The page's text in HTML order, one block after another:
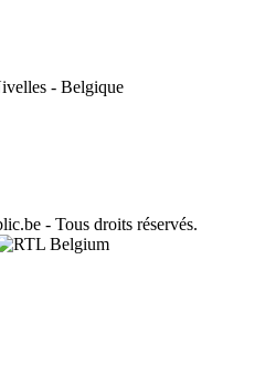
- Belgique
- Tous droits réservés.